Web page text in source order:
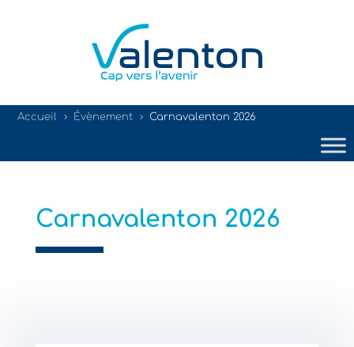
Accueil 5 Évènement 5 Carnavalenton 2026
Carnavalenton 2026